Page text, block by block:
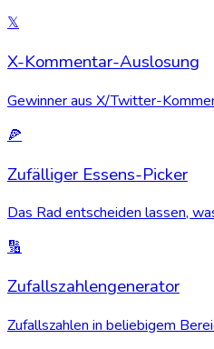
𝕏
X-Kommentar-Auslosung
Gewinner aus X/Twitter-
🍕
Zufälliger Essens-Picker
Das Rad entscheiden lassen,
🔢
Zufallszahlengenerator
Zufallszahlen in beliebigem